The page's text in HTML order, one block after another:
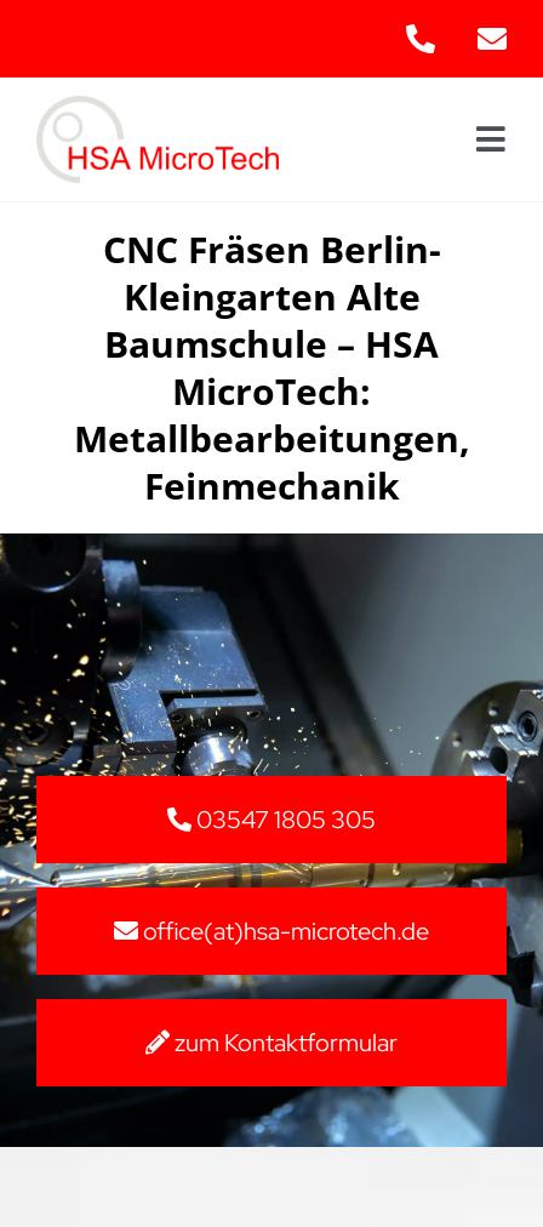
content
CNC Fräsen Berlin-
Kleingarten Alte
Baumschule – HSA
MicroTech:
Metallbearbeitungen,
Feinmechanik
03547 1805 305
office(at)hsa-microtech.de
zum Kontaktformular